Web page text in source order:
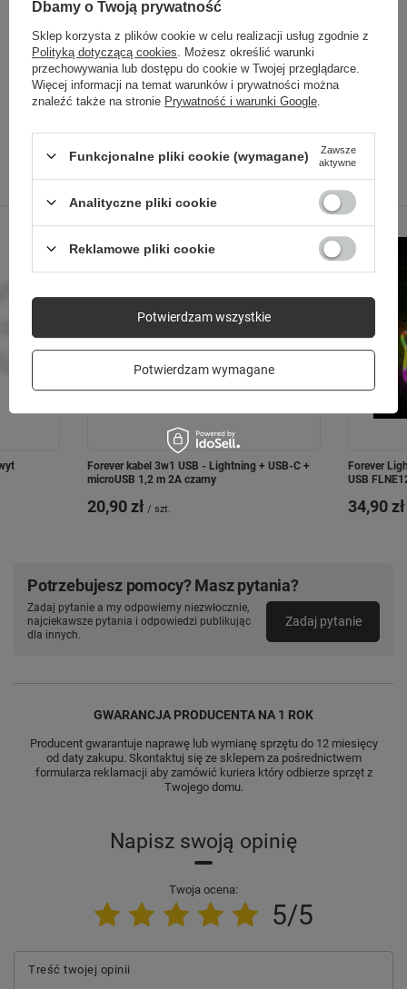
SPRAWDŹ TAKŻE
Poprzedni z tej kategorii
Forever kabel 3w1 USB - Lightning + USB-C +
microUSB 1,2 m 2A czarny
20,90 zł / szt.
Forever
USB
34,90 zł
Następny z tej kategorii
Potrzebujesz pomocy? Masz pytania?
Zadaj pytanie a my odpowiemy niezwłocznie,
najciekawsze pytania i odpowiedzi publikując
dla innych.
Zadaj pytanie
GWARANCJA PRODUCENTA NA 1 ROK
Producent gwarantuje naprawę lub wymianę sprzętu do 12 miesięcy
od daty zakupu. Skontaktuj się ze sklepem za pośrednictwem
formularza reklamacji aby zamówić kuriera który odbierze sprzęt z
Twojego domu.
Napisz swoją opinię
Twoja ocena:
5/5
Treść twojej opinii
Dbamy o Twoją prywatność
Sklep korzysta z plików cookie w celu realizacji usług zgodnie z
Polityką dotyczącą cookies . Możesz określić warunki
przechowywania lub dostępu do cookie w Twojej przeglądarce.
Więcej informacji na temat warunków i prywatności można
znaleźć także na stronie Prywatność i warunki Google
Funkcjonalne pliki cookie (wymagane)
Zawsze
aktywne
Analityczne pliki cookie
Reklamowe pliki cookie
Potwierdzam wymagane
Potwierdzam wszystkie